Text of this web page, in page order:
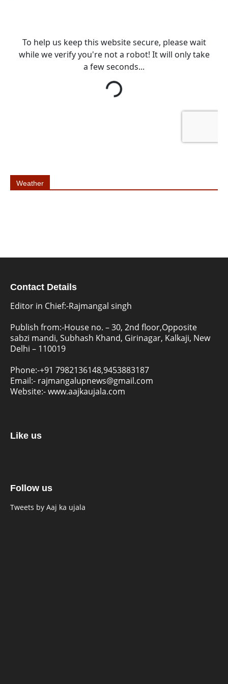
Weather
Contact Details
Editor in Chief:-Rajmangal singh
Publish from:-House no. – 30, 2nd floor,Opposite
sabzi mandi, Subhash Khand, Girinagar, Kalkaji, New
Delhi – 110019
Phone:-+91 7982136148,9453883187
Email:- rajmangalupnews@gmail.com
Website:-www.aajkaujala.com
Like us
Follow us
Tweets by Aaj ka ujala